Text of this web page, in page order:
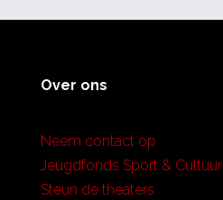
Over ons
Neem contact op
Jeugdfonds Sport & Cultuur
Steun de theaters